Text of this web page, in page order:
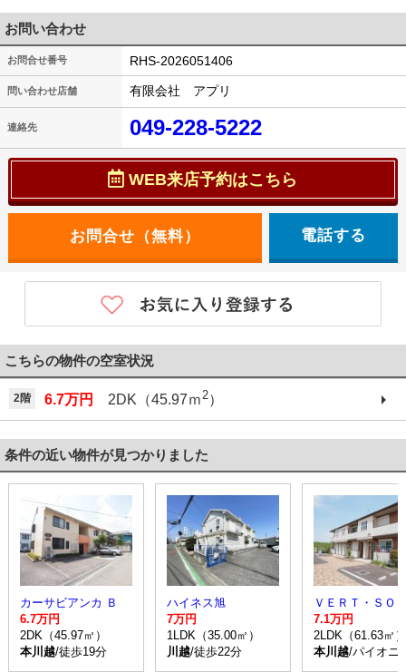
お問い合わせ
お問合せ番号 RHS-2026051406
問い合わせ店舗 有限会社 アプリ
連絡先 049-228-5222
WEB来店予約はこちら
電話する
こちらの物件の空室状況
2階 6.7万円 2DK（45.97ｍ2）
条件の近い物件が見つかりました
カーサビアンカ Ｂ
6.7万円
2DK（45.97㎡）
本川越/徒歩19分
ハイネス旭
7万円
1LDK（35.00㎡）
川越/徒歩22分
7.1万円
2LDK（61.63㎡）
本川越/パイオ